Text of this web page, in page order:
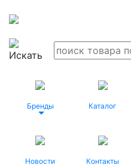
Бренды Каталог
Новости Контакты